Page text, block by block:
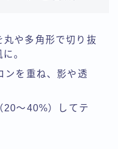
丸や多角形で切り抜
。
ンを重ね、影や透
20～40%）してテ